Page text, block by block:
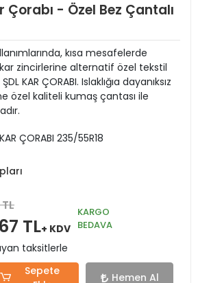
Çorabı - Özel Bez Çantalı
kısa mesafelerde
zincirlerine alternatif özel tekstil
KAR ÇORABI. Islaklığıa dayanıksız
özel kaliteli kumaş çantası ile
ÇORABI 235/55R18
TL+ KDV
KARGO
BEDAVA
taksitlerle
Sepete
Hemen Al